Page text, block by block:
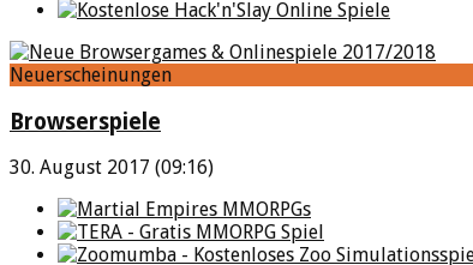
Neuerscheinungen
Browserspiele
30. August 2017 (09:16)